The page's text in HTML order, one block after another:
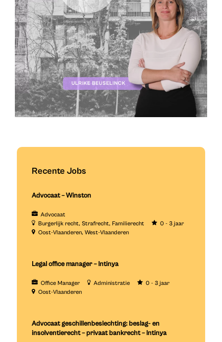
Recente Jobs
Advocaat – Winston
Advocaat
Burgerlijk recht Strafrecht Familierecht
0 - 3 jaar
Oost-Vlaanderen West-Vlaanderen
Legal office manager – Intinya
Office Manager Administratie
0 - 3 jaar
Oost-Vlaanderen
Advocaat geschillenbeslechting: beslag- en
insolventierecht – privaat bankrecht – Intinya